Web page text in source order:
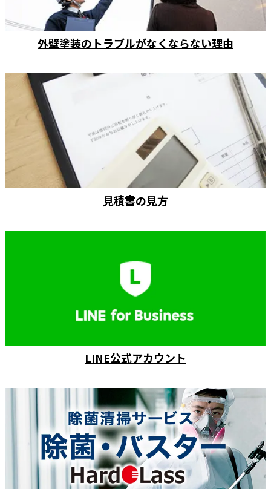
外壁塗装のトラブルがなくならない理由
見積書の見方
LINE公式アカウント